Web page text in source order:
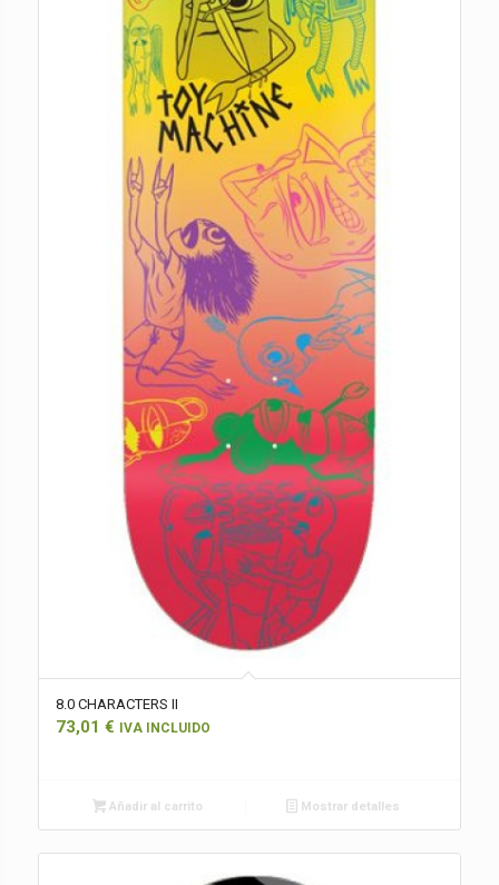
8.0 CHARACTERS II
73,01 € IVA INCLUIDO
Añadir al carrito Mostrar detalles